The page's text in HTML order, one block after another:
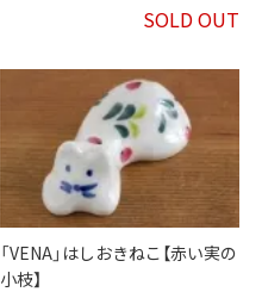
SOLD OUT
「VENA」はしおきねこ【赤い実の
小枝】